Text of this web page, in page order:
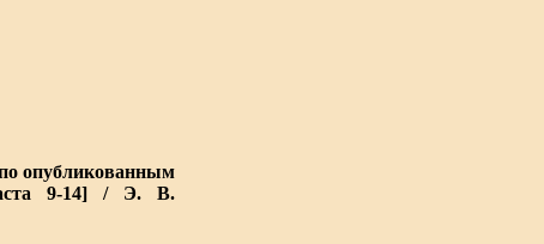
опубликованным
9-14] / Э. В.